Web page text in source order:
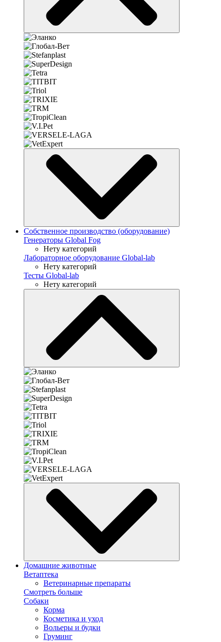
Собственное производство (оборудование)
Генераторы Global Fog
Нету категорий
Лабораторное оборудование Global-lab
Нету категорий
Тесты Global-lab
Нету категорий
Домашние животные
Ветаптека
Ветеринарные препараты
Смотреть больше
Собаки
Корма
Косметика и уход
Вольеры и будки
Груминг